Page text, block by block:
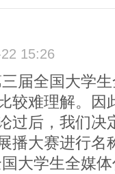
15:26
届全国大学
较难理解。因
过后，我们决
播大赛进行名
大学生全媒